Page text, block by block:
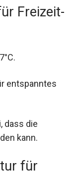
Freizeit-
entspanntes
dass die
kann.
für